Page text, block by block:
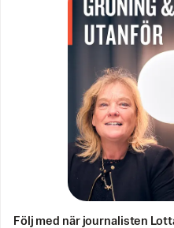
Följ med när journalisten